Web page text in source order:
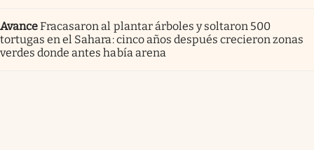
AvanceFracasaron al plantar árboles y soltaron 500
tortugas en el Sahara: cinco años después crecieron zonas
verdes donde antes había arena